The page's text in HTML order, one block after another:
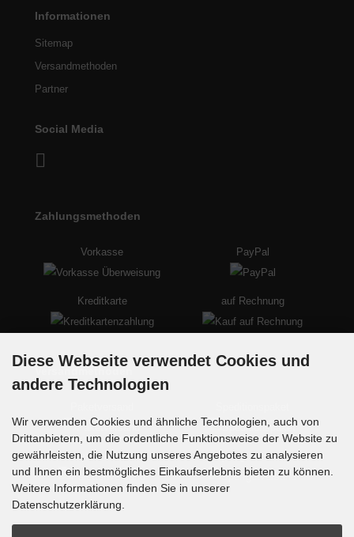
Informationen
Sitemap
Versandmethoden
Partner
Social Media
Zahlungsmethoden
Vorkasse PayPal
Kreditkarte auf Rechnung
Palettenversand Sperrgutversand
Diese Webseite verwendet Cookies und
andere Technologien
Wir verwenden Cookies und ähnliche Technologien, auch von
Drittanbietern, um die ordentliche Funktionsweise der Website zu
gewährleisten, die Nutzung unseres Angebotes zu analysieren
und Ihnen ein bestmögliches Einkaufserlebnis bieten zu können.
Weitere Informationen finden Sie in unserer
Datenschutzerklärung.